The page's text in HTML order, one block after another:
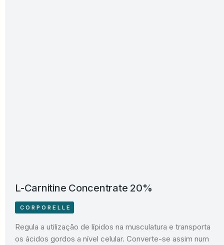
L-Carnitine Concentrate 20%
CORPORELLE
Regula a utilização de lípidos na musculatura e transporta
os ácidos gordos a nível celular. Converte-se assim num